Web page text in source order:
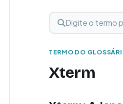
Buscar termo
Digite o termo para
TERMO DO
Xterm